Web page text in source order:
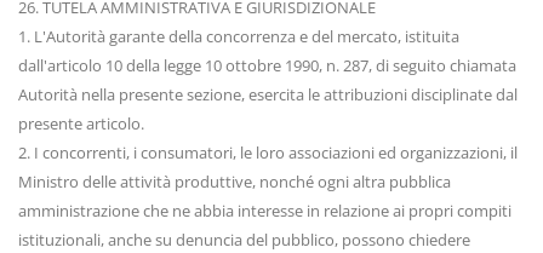
26. TUTELA AMMINISTRATIVA E GIURISDIZIONALE
1. L'Autorità garante della concorrenza e del mercato, istituita
dall'articolo 10 della legge 10 ottobre 1990, n. 287, di seguito chiamata
Autorità nella presente sezione, esercita le attribuzioni disciplinate dal
presente articolo.
2. I concorrenti, i consumatori, le loro associazioni ed organizzazioni, il
Ministro delle attività produttive, nonché ogni altra pubblica
amministrazione che ne abbia interesse in relazione ai propri compiti
istituzionali, anche su denuncia del pubblico, possono chiedere